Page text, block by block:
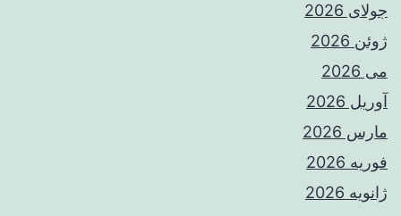
جولای 2026
ژوئن 2026
می 2026
آوریل 2026
مارس 2026
فوریه 2026
ژانویه 2026